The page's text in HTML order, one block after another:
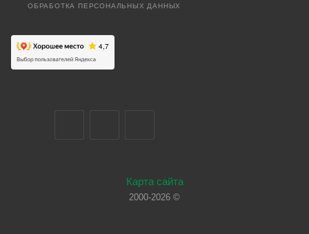
ОБРАБОТКА ПЕРСОНАЛЬНЫХ ДАННЫХ
Карта сайта
2000-2026 ©